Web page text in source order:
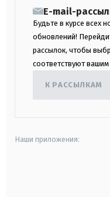
E-mail-
Будьте в курсе всех
обновлений!
рассылок, чтобы
соответствуют вашим
К РАССЫЛКАМ
Наши приложения: